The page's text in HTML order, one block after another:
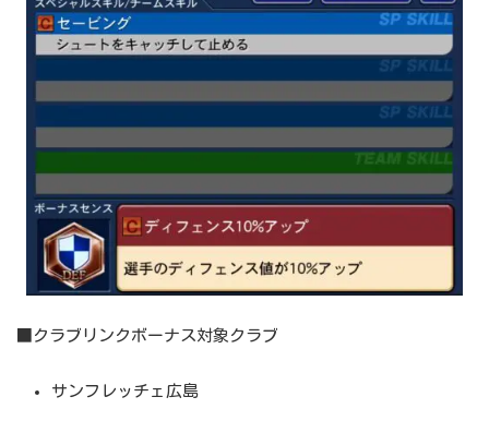
■クラブリンクボーナス対象クラブ
サンフレッチェ広島